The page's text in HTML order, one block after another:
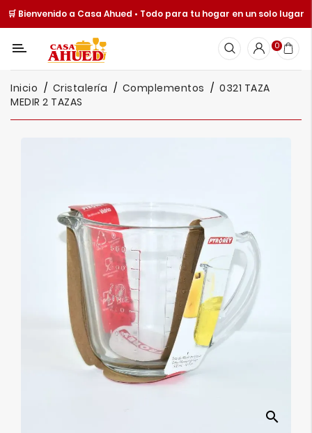
🛒 Bienvenido a Casa Ahued • Todo para tu hogar en un solo lugar
Categoría
Cocina
Y
Mesa
Juguetería
0
Inicio Cristalería Complementos
0321 TAZA
MEDIR 2 TAZAS
search